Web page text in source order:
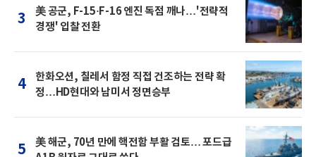
3
美 공군, F-15·F-16 엔진 독점 깨나…'전략적
경쟁' 입찰 전환
4
한화오션, 칠레서 함정 직접 건조하는 전략 확
정…HD현대와 남미서 정면승부
5
美 해군, 70년 만에 핵전함 부활 검토… 포드급